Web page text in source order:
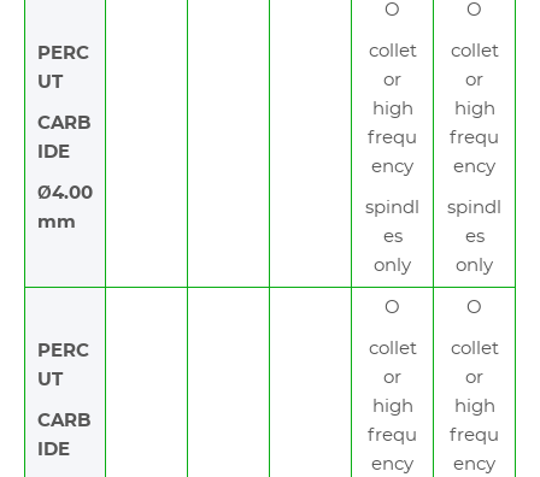
PERC
UT
CARB
IDE
Ø4.00
mm
O
collet
or
high
frequ
ency
spindl
es
only
O
collet
or
high
frequ
ency
spindl
es
only
PERC
UT
CARB
IDE
O
collet
or
high
frequ
ency
O
collet
or
high
frequ
ency